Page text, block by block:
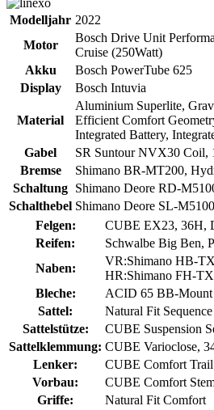
Modelljahr 2022
Motor
Bosch Drive Unit
Cruise (250Watt)
Akku
Bosch PowerTube 625
Display
Bosch Intuvia
Material
Aluminium Superlite,
Efficient Comfort
Integrated Battery,
Gabel
SR Suntour NVX30 Coil,
Bremse
Shimano BR-MT200,
Schaltung Shimano Deore RD-
Schalthebel Shimano Deore SL-
Felgen:
CUBE EX23, 36H,
Reifen:
Schwalbe Big Ben,
Naben:
VR:Shimano HB-
HR:Shimano FH-
Bleche:
ACID 65 BB-Mount
Sattel:
Natural Fit
Sattelstütze:
CUBE Suspension
Sattelklemmung: CUBE Varioclose,
Lenker:
CUBE Comfort
Vorbau:
CUBE Comfort
Griffe:
Natural Fit Comfort